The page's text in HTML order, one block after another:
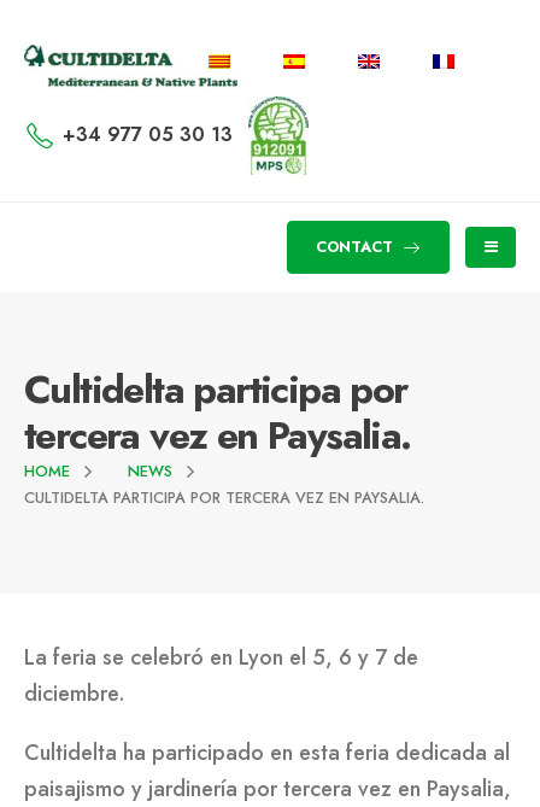
+34 977 05 30 13
CONTACT
Cultidelta participa por
tercera vez en Paysalia.
HOME
NEWS
CULTIDELTA PARTICIPA POR TERCERA VEZ EN PAYSALIA.
La feria se celebró en Lyon el 5, 6 y 7 de
diciembre.
Cultidelta ha participado en esta feria dedicada al
paisajismo y jardinería por tercera vez en Paysalia,